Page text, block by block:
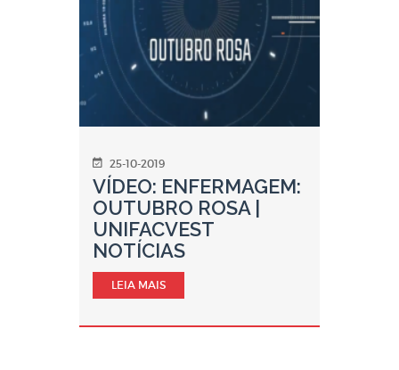
25-10-2019
VÍDEO: ENFERMAGEM:
OUTUBRO ROSA |
UNIFACVEST
NOTÍCIAS
LEIA MAIS